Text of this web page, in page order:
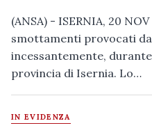
(ANSA) - ISERNIA, 20
smottamenti provocati
incessantemente,
provincia di Isernia. Lo…
IN EVIDENZA